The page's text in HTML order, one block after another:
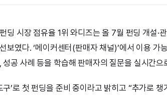
딩 시장 점유율 1위 와디즈는 올 7월 펀딩 개설·
보였다. ‘메이커센터(판매자 채널)’에서 이용 가
공 사례 등을 학습해 판매자의 질문을 실시간으
구’로 첫 펀딩을 준비 중이라고 밝히고 “추가로